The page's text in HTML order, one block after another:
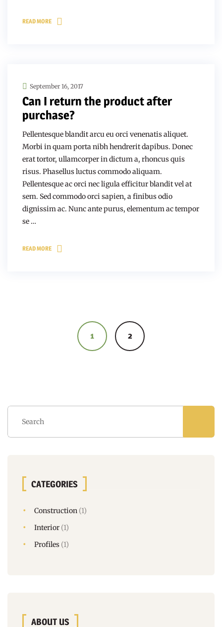
READ MORE
September 16, 2017
Can I return the product after
purchase?
Pellentesque blandit arcu eu orci venenatis aliquet.
Morbi in quam porta nibh hendrerit dapibus. Donec
erat tortor, ullamcorper in dictum a, rhoncus quis
risus. Phasellus luctus commodo aliquam.
Pellentesque ac orci nec ligula efficitur blandit vel at
sem. Sed commodo orci sapien, a finibus odio
dignissim ac. Nunc ante purus, elementum ac tempor
se …
READ MORE
1 2
CATEGORIES
Construction (1)
Interior (1)
Profiles (1)
ABOUT US